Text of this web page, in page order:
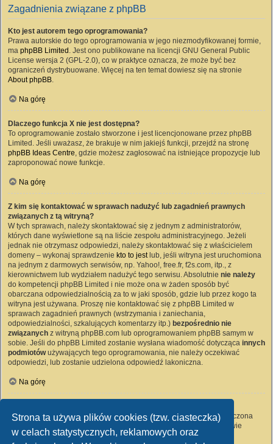
Strona ta używa plików cookies (tzw. ciasteczka)
w celach statystycznych, reklamowych oraz
Zagadnienia związane z phpBB
Kto jest autorem tego oprogramowania?
Prawa autorskie do tego oprogramowania w jego niezmodyfikowanej formie,
ma phpBB Limited . Jest ono publikowane na licencji GNU General Public
License wersja 2 (GPL-2.0), co w praktyce oznacza, że może być bez
ograniczeń dystrybuowane. Więcej na ten temat dowiesz się na stronie
About phpBB.
Na górę
Dlaczego funkcja X nie jest dostępna?
To oprogramowanie zostało stworzone i jest licencjonowane przez phpBB
Limited. Jeśli uważasz, że brakuje w nim jakiejś funkcji, przejdź na stronę
phpBB Ideas Centre, gdzie możesz zagłosować na istniejące propozycje lub
zaproponować nowe funkcje.
Na górę
Z kim się kontaktować w sprawach nadużyć lub zagadnień prawnych
związanych z tą witryną?
W tych sprawach, należy skontaktować się z jednym z administratorów,
których dane wyświetlone są na liście zespołu administracyjnego. Jeżeli
jednak nie otrzymasz odpowiedzi, należy skontaktować się z właścicielem
domeny – wykonaj sprawdzenie kto to jestlub, jeśli witryna jest uruchomiona
na jednym z darmowych serwisów, np. Yahoo!, free.fr, f2s.com, itp., z
kierownictwem lub wydziałem nadużyć tego serwisu. Absolutnie nie należy
do kompetencji phpBB Limited i nie może ona w żaden sposób być
obarczana odpowiedzialnością za to w jaki sposób, gdzie lub przez kogo ta
witryna jest używana. Proszę nie kontaktować się z phpBB Limited w
sprawach zagadnień prawnych (wstrzymania i zaniechania,
odpowiedzialności, szkalujących komentarzy itp.) bezpośrednio nie
związanych z witryną phpBB.com lub oprogramowaniem phpBB samym w
sobie. Jeśli do phpBB Limited zostanie wysłana wiadomość dotycząca innych
podmiotówużywających tego oprogramowania, nie należy oczekiwać
odpowiedzi, lub zostanie udzielona odpowiedź lakoniczna.
Na górę
Wszyscy użytkownicy witryny mogą używać – jeśli funkcja ta jest włączona
przez administratora witryny – formularza „Kontakt z nami”. Członkowie
witryny mogą także używać odnośnika „Zespół administracyjny”.